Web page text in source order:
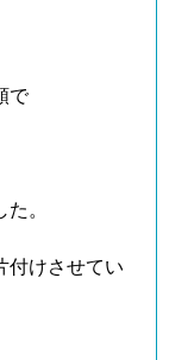
で
。
付けさせてい